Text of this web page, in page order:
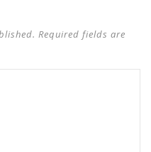
Required fields are